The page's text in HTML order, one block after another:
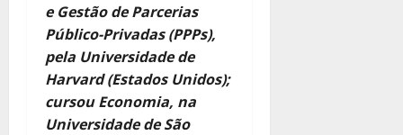
e Gestão de Parcerias
Público-Privadas (PPPs),
pela Universidade de
Harvard (Estados Unidos);
cursou Economia, na
Universidade de São